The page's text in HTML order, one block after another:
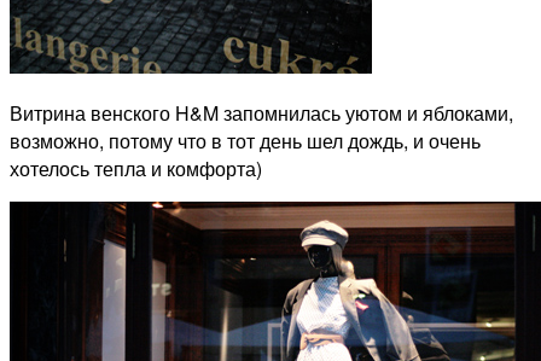
Витрина венского H&M запомнилась уютом и яблоками,
возможно, потому что в тот день шел дождь, и очень
хотелось тепла и комфорта)